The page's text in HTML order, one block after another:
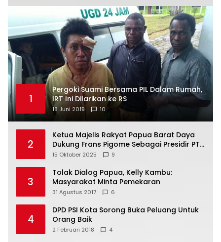
1
Pergoki Suami Bersama PIL Dalam Rumah,
IRT Ini Dilarikan ke RS
18 Juni 2019 10
2
Ketua Majelis Rakyat Papua Barat Daya
Dukung Frans Pigome Sebagai Presidir PT
Freeport Indonesia
15 Oktober 2025 9
3
Tolak Dialog Papua, Kelly Kambu:
Masyarakat Minta Pemekaran
31 Agustus 2017 6
4
DPD PSI Kota Sorong Buka Peluang Untuk
Orang Baik
2 Februari 2018 4